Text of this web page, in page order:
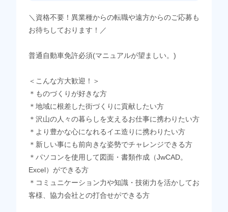
＼資格不要！異業種からの転職や遠方からのご応募も
お待ちしております！／
普通自動車免許必須(マニュアルが望ましい。)
＜こんな方大歓迎！＞
＊ものづくりが好きな方
＊地域に根差した街づくりに貢献したい方
＊沢山の人々の暮らしを支えるお仕事に携わりたい方
＊より豊かな心になれるイエ造りに携わりたい方
＊新しい事にも前向きな姿勢でチャレンジできる方
＊パソコンを使用して図面・書類作成（JwCAD。
Excel）ができる方
＊コミュニケーション力や知識・技術力を活かしてお
客様、協力会社との打合せができる方